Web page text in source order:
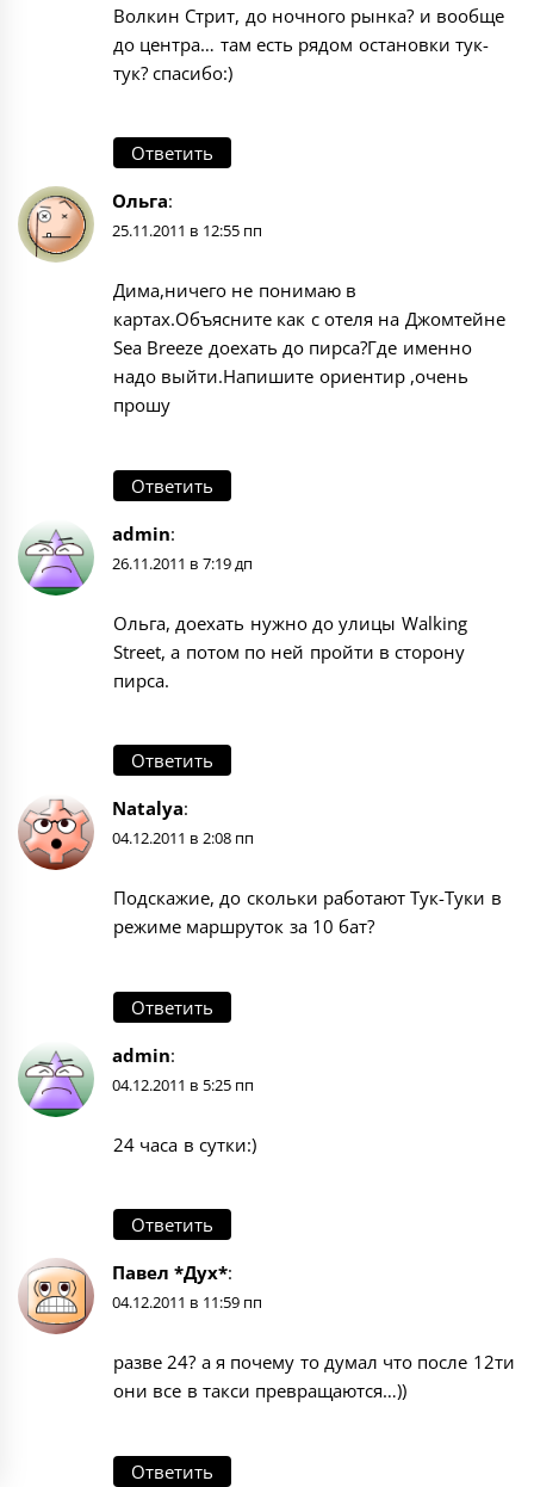
Волкин Стрит, до ночного рынка? и вообще
до центра… там есть рядом остановки тук-
тук? спасибо:)
Ответить
Ольга:
25.11.2011 в 12:55 пп
Дима,ничего не понимаю в
картах.Объясните как с отеля на Джомтейне
Sea Breeze доехать до пирса?Где именно
надо выйти.Напишите ориентир ,очень
прошу
Ответить
admin:
26.11.2011 в 7:19 дп
Ольга, доехать нужно до улицы Walking
Street, а потом по ней пройти в сторону
пирса.
Ответить
Natalya:
04.12.2011 в 2:08 пп
Подскажие, до скольки работают Тук-Туки в
режиме маршруток за 10 бат?
Ответить
admin:
04.12.2011 в 5:25 пп
24 часа в сутки:)
Ответить
Павел *Дух*:
04.12.2011 в 11:59 пп
разве 24? а я почему то думал что после 12ти
они все в такси превращаются…))
Ответить